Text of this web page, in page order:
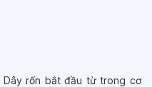
Dây rốn bắt đầu từ trong cơ